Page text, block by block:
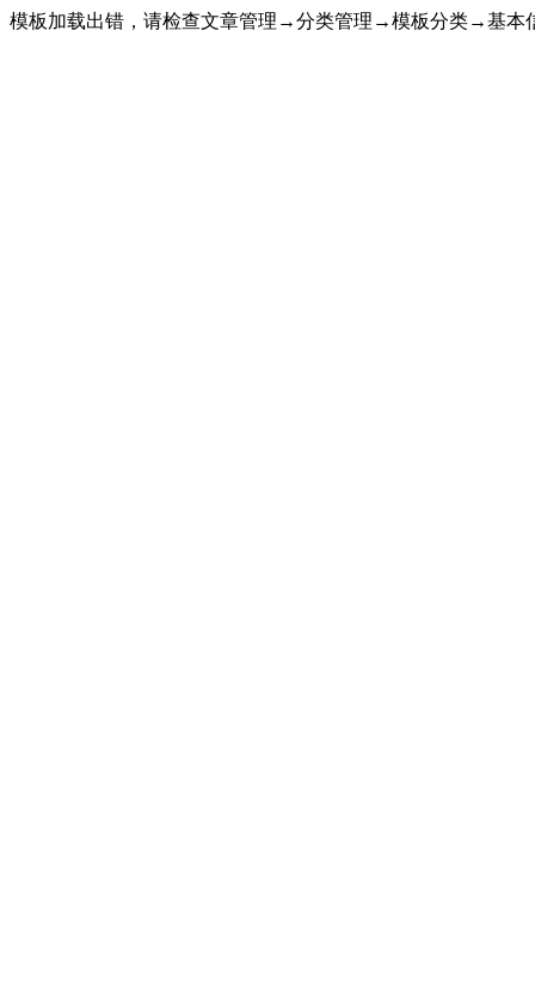
模板加载出错，请检查文章管理→分类管理→模板分类→基本